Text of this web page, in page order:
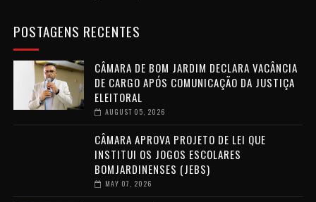
POSTAGENS RECENTES
CÂMARA DE BOM JARDIM DECLARA VACÂNCIA
DE CARGO APÓS COMUNICAÇÃO DA JUSTIÇA
ELEITORAL
AUGUST 05, 2026
CÂMARA APROVA PROJETO DE LEI QUE
INSTITUI OS JOGOS ESCOLARES
BOMJARDINENSES (JEBS)
MAY 07, 2026